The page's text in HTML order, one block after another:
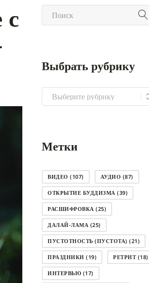
с
Выбрать рубрику
Выбрать
рубрику
Метки
ВИДЕО (107) АУДИО (87)
ОТКРЫТИЕ БУДДИЗМА (39)
РАСШИФРОВКА (25)
ДАЛАЙ-ЛАМА (25)
ПУСТОТНОСТЬ (ПУСТОТА) (21)
ПРАЗДНИКИ (19) РЕТРИТ(18)
ИНТЕРВЬЮ (17)